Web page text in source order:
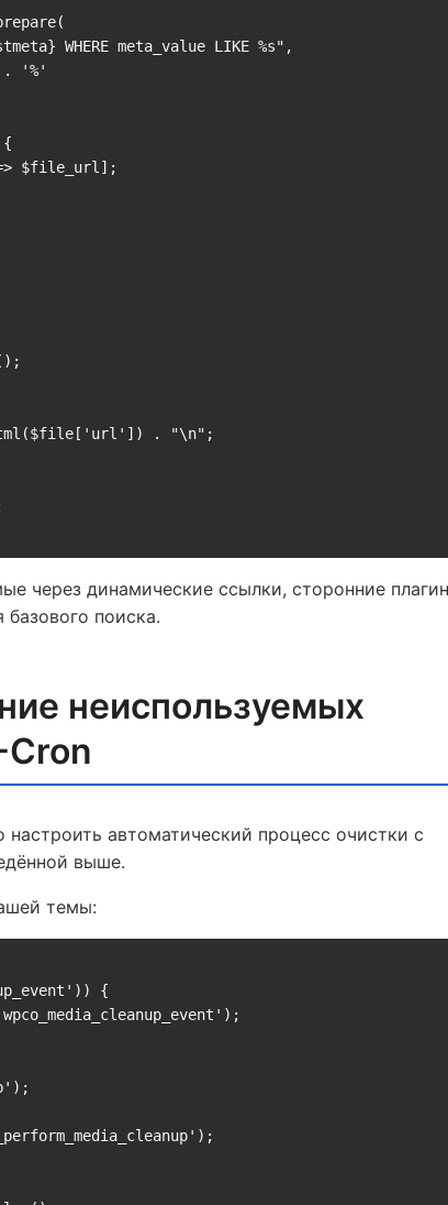
через динамические ссылки, сторонние
поиска.
неиспользуемых
автоматический процесс очистки с
выше.
темы: